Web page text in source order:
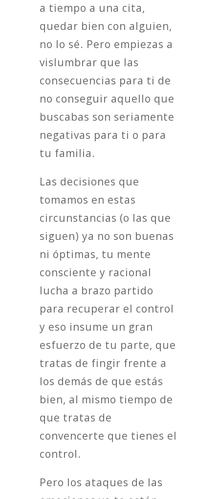
a tiempo a una cita,
quedar bien con alguien,
no lo sé. Pero empiezas a
vislumbrar que las
consecuencias para ti de
no conseguir aquello que
buscabas son seriamente
negativas para ti o para
tu familia.
Las decisiones que
tomamos en estas
circunstancias (o las que
siguen) ya no son buenas
ni óptimas, tu mente
consciente y racional
lucha a brazo partido
para recuperar el control
y eso insume un gran
esfuerzo de tu parte, que
tratas de fingir frente a
los demás de que estás
bien, al mismo tiempo de
que tratas de
convencerte que tienes el
control.
Pero los ataques de las